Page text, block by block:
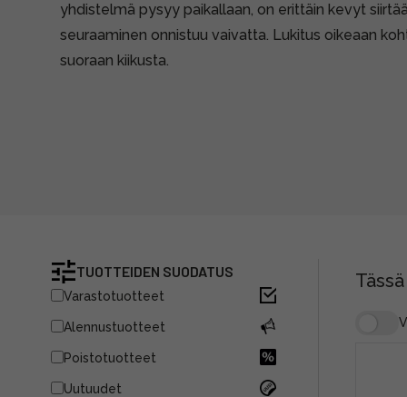
yhdistelmä pysyy paikallaan, on erittäin kevyt
seuraaminen onnistuu vaivatta. Lukitus oikeaan
suoraan kiikusta.
TUOTTEIDEN SUODATUS
Varastotuotteet
Alennustuotteet
Poistotuotteet
Uutuudet